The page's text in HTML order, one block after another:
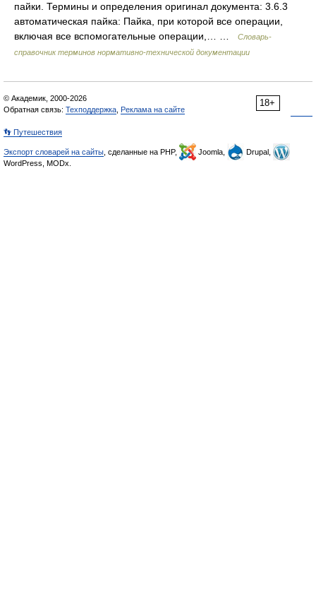
пайки. Термины и определения оригинал документа: 3.6.3
автоматическая пайка: Пайка, при которой все операции,
включая все вспомогательные операции,… …
Словарь-
справочник терминов нормативно-технической документации
18+
© Академик, 2000-2026
Обратная связь: Техподдержка Реклама на сайте
👣 Путешествия
Экспорт словарей на сайты , сделанные на PHP, Joomla,
Drupal,
WordPress, MODx.